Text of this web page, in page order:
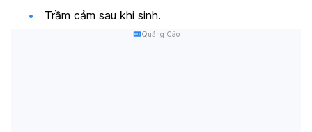
Trầm cảm sau khi sinh.
Quảng Cáo